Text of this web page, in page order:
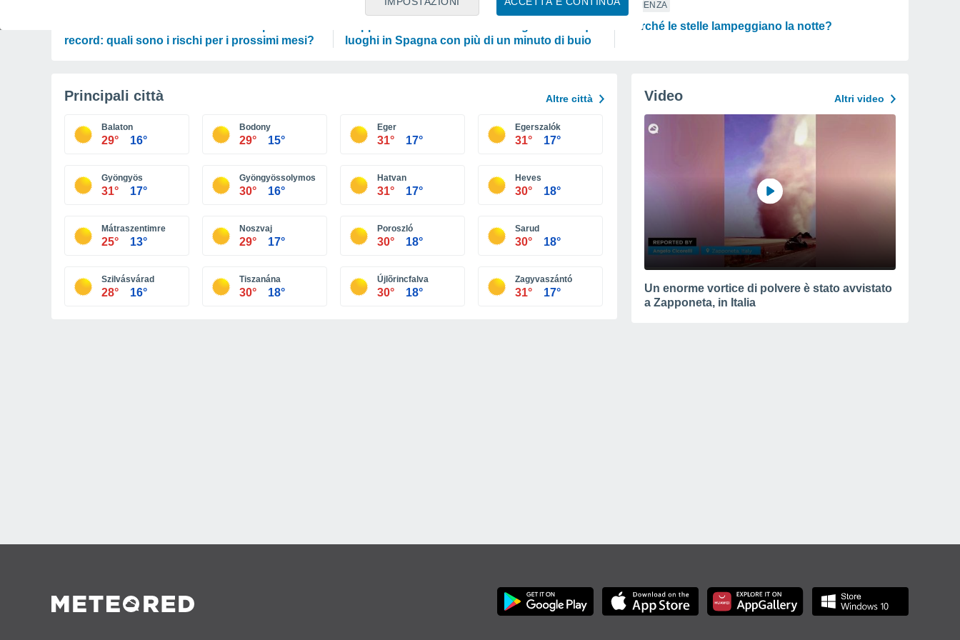
record: quali sono i rischi per i prossimi mesi?
ASTRONOMIA
luoghi in Spagna con più di un minuto di buio
SCIENZA
Perché le stelle lampeggiano la notte?
Principali città Altre città
Balaton
29° 16°
Bodony
29° 15°
Eger
31° 17°
Egerszalók
31° 17°
Gyöngyös
31° 17°
Gyöngyössolymos
30° 16°
Hatvan
31° 17°
Heves
30° 18°
Mátraszentimre
25° 13°
Noszvaj
29° 17°
Poroszló
30° 18°
Sarud
30° 18°
Szilvásvárad
28° 16°
Tiszanána
30° 18°
Újlõrincfalva
30° 18°
Zagyvaszántó
31° 17°
Video Altri video
Un enorme vortice di polvere è stato avvistato
a Zapponeta, in Italia